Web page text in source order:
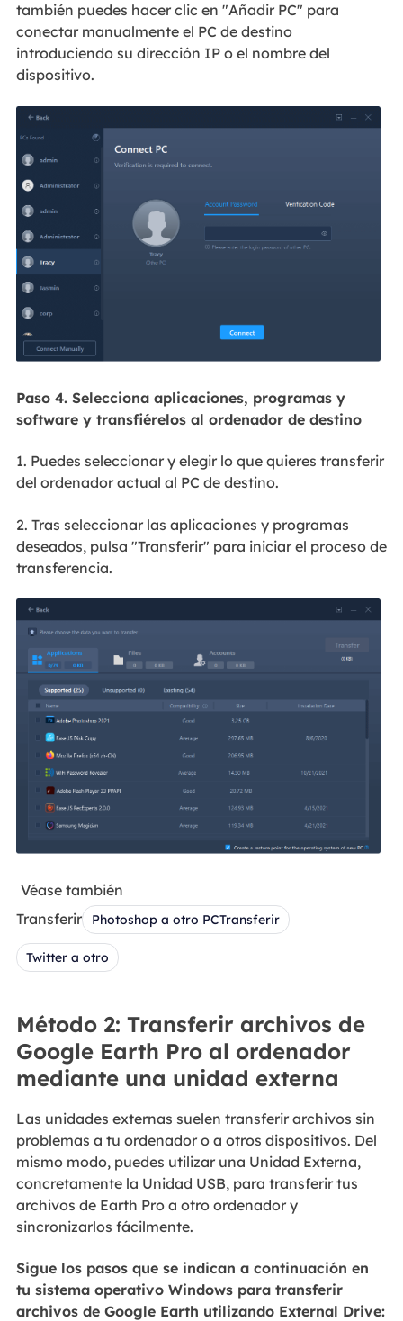
también puedes hacer clic en "Añadir PC" para
conectar manualmente el PC de destino
introduciendo su dirección IP o el nombre del
dispositivo.
Paso 4. Selecciona aplicaciones, programas y
software y transfiérelos al ordenador de destino
1. Puedes seleccionar y elegir lo que quieres transferir
del ordenador actual al PC de destino.
2. Tras seleccionar las aplicaciones y programas
deseados, pulsa "Transferir" para iniciar el proceso de
transferencia.
Véase también
Transferir
Photoshop a otro PCTransferir
Twitter a otro
Método 2: Transferir archivos de
Google Earth Pro al ordenador
mediante una unidad externa
Las unidades externas suelen transferir archivos sin
problemas a tu ordenador o a otros dispositivos. Del
mismo modo, puedes utilizar una Unidad Externa,
concretamente la Unidad USB, para transferir tus
archivos de Earth Pro a otro ordenador y
sincronizarlos fácilmente.
Sigue los pasos que se indican a continuación en
tu sistema operativo Windows para transferir
archivos de Google Earth utilizando External Drive: